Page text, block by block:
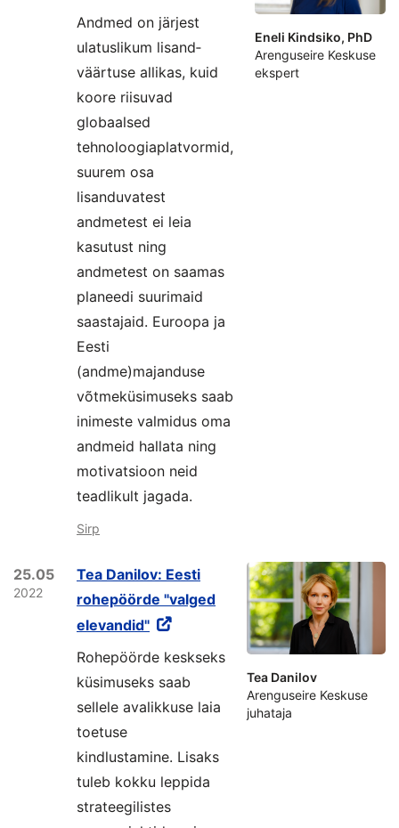
Andmed on järjest
ulatuslikum lisand­
väärtuse allikas, kuid
koore riisuvad
globaalsed
tehnoloogiaplatvormid,
suurem osa
lisanduvatest
andmetest ei leia
kasutust ning
andmetest on saamas
planeedi suurimaid
saastajaid. Euroopa ja
Eesti
(andme)majanduse
võtmeküsimuseks saab
inimeste valmidus oma
andmeid hallata ning
motivatsioon neid
teadlikult jagada.
Sirp
Eneli Kindsiko, PhD
Arenguseire Keskuse
ekspert
25.05
2022
Tea Danilov: Eesti
rohepöörde "valged
elevandid"
Rohepöörde keskseks
küsimuseks saab
sellele avalikkuse laia
toetuse
kindlustamine. Lisaks
tuleb kokku leppida
strateegilistes
Tea Danilov
Arenguseire Keskuse
juhataja